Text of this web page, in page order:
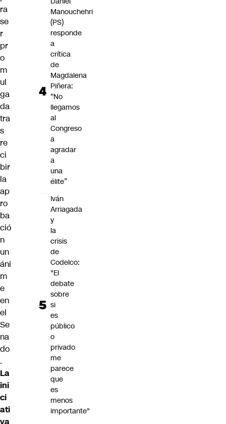
ra
se
r
pr
o
m
ul
ga
da
tra
s
re
ci
bir
la
ap
ro
ba
ció
n
un
áni
m
e
en
el
Se
na
do
.
La
ini
ci
ati
va
Manouchehri
(PS)
responde
a
crítica
de
Magdalena
Piñera:
“No
llegamos
al
Congreso
a
agradar
a
una
élite”
Iván
Arriagada
y
la
crisis
de
Codelco:
"El
debate
sobre
si
es
público
o
privado
me
parece
que
es
menos
importante"